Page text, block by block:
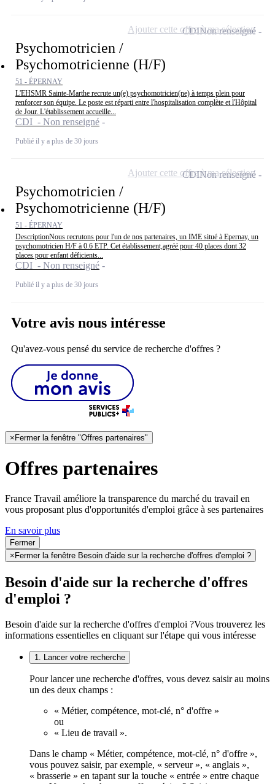
Psychomotricien /
Psychomotricienne (H/F)
51 - ÉPERNAY
L'EHSMR Sainte-Marthe recrute un(e) psychomotricien(ne) à temps plein pour
renforcer son équipe. Le poste est réparti entre l'hospitalisation complète et l'Hôpital
de Jour. L'établissement accueille...
CDI - Non renseigné
Publié il y a plus de 30 jours
CDINon renseigné
Ajouter cette offre à ma sélection
Psychomotricien /
Psychomotricienne (H/F)
51 - ÉPERNAY
DescriptionNous recrutons pour l'un de nos partenaires, un IME situé à Epernay, un
psychomotricien H/F à 0.6 ETP. Cet établissement,agréé pour 40 places dont 32
places pour enfant déficients...
CDI - Non renseigné
Publié il y a plus de 30 jours
CDINon renseigné
Ajouter cette offre à ma sélection
Votre avis nous intéresse
Qu'avez-vous pensé du service de recherche d'offres ?
× Fermer la fenêtre "Offres partenaires"
Offres partenaires
France Travail améliore la transparence du marché du travail en
vous proposant plus d'opportunités d'emploi grâce à ses partenaires
En savoir plus
Fermer
×Fermer la fenêtre Besoin d'aide sur la recherche d'offres d'emploi ?
Besoin d'aide sur la recherche d'offres
d'emploi ?
Besoin d'aide sur la recherche d'offres d'emploi ?Vous trouverez les
informations essentielles en cliquant sur l'étape qui vous intéresse
1. Lancer votre recherche
Pour lancer une recherche d'offres, vous devez saisir au moins
un des deux champs :
« Métier, compétence, mot-clé, n° d'offre »
ou
« Lieu de travail ».
Dans le champ « Métier, compétence, mot-clé, n° d'offre »,
vous pouvez saisir, par exemple, « serveur », « anglais »,
« brasserie » en tapant sur la touche « entrée » entre chaque